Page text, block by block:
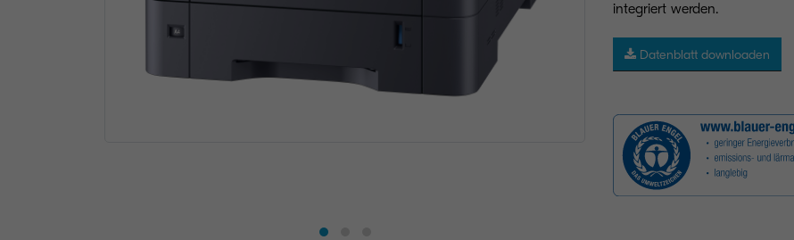
integriert werden.
Datenblatt downloaden